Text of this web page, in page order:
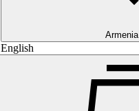
Armenia
English